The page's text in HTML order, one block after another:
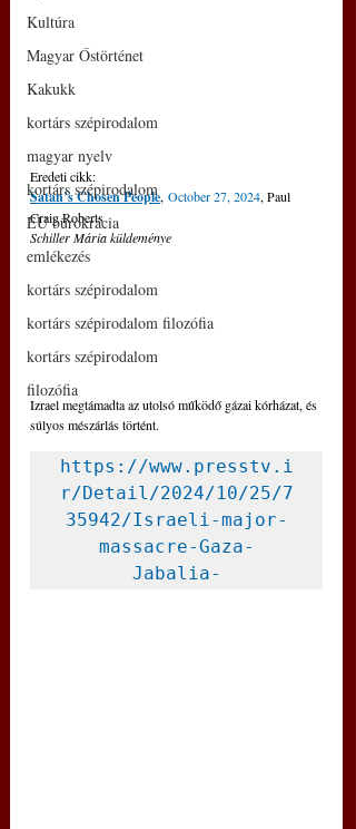
Kultúra
Magyar Őstörténet
Kakukk
kortárs szépirodalom
magyar nyelv
kortárs szépirodalom
EU bürokrácia
emlékezés
kortárs szépirodalom
kortárs szépirodalom filozófia
kortárs szépirodalom
filozófia
Eredeti cikk:
Satan’s Chosen People, October 27, 2024, Paul
Craig Roberts
Schiller Mária küldeménye
Izrael megtámadta az utolsó működő gázai kórházat, és
súlyos mészárlás történt.
https://www.presstv.i
r/Detail/2024/10/25/7
35942/Israeli-major-
massacre-Gaza-
Jabalia-